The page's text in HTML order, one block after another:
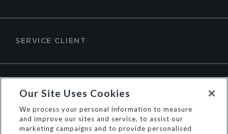
SERVICE CLIENT
Our Site Uses Cookies
We process your personal information to measure
and improve our sites and service, to assist our
marketing campaigns and to provide personalised